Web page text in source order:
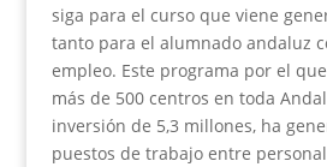
siga para el curso que viene
tanto para el alumnado andaluz
empleo. Este programa por el
más de 500 centros en toda
inversión de 5,3 millones, ha
puestos de trabajo entre